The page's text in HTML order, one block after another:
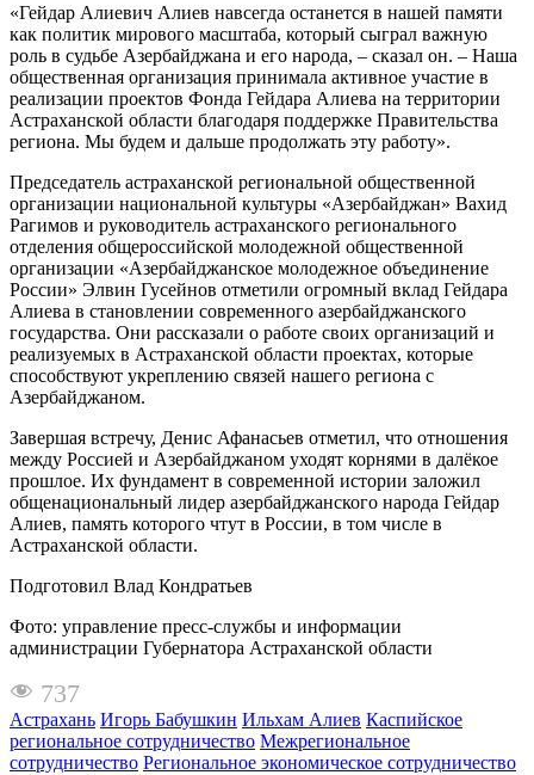
«Гейдар Алиевич Алиев навсегда останется в нашей памяти
как политик мирового масштаба, который сыграл важную
роль в судьбе Азербайджана и его народа, – сказал он. – Наша
общественная организация принимала активное участие в
реализации проектов Фонда Гейдара Алиева на территории
Астраханской области благодаря поддержке Правительства
региона. Мы будем и дальше продолжать эту работу».
Председатель астраханской региональной общественной
организации национальной культуры «Азербайджан» Вахид
Рагимов и руководитель астраханского регионального
отделения общероссийской молодежной общественной
организации «Азербайджанское молодежное объединение
России» Элвин Гусейнов отметили огромный вклад Гейдара
Алиева в становлении современного азербайджанского
государства. Они рассказали о работе своих организаций и
реализуемых в Астраханской области проектах, которые
способствуют укреплению связей нашего региона с
Азербайджаном.
Завершая встречу, Денис Афанасьев отметил, что отношения
между Россией и Азербайджаном уходят корнями в далёкое
прошлое. Их фундамент в современной истории заложил
общенациональный лидер азербайджанского народа Гейдар
Алиев, память которого чтут в России, в том числе в
Астраханской области.
Подготовил Влад Кондратьев
Фото: управление пресс-службы и информации
администрации Губернатора Астраханской области
737
Астрахань Игорь Бабушкин Ильхам Алиев Каспийское
региональное сотрудничество Межрегиональное
сотрудничество Региональное экономическое сотрудничество